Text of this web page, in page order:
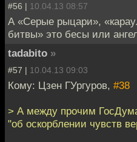
#56 | 10.04.13 08:57
А «Серые рыцари»,
битвы» это бесы или
tadabito »
#57 | 10.04.13 09:03
Кому: Цзен ГУргуров, #38
> А между прочим
"об оскорблении чувств